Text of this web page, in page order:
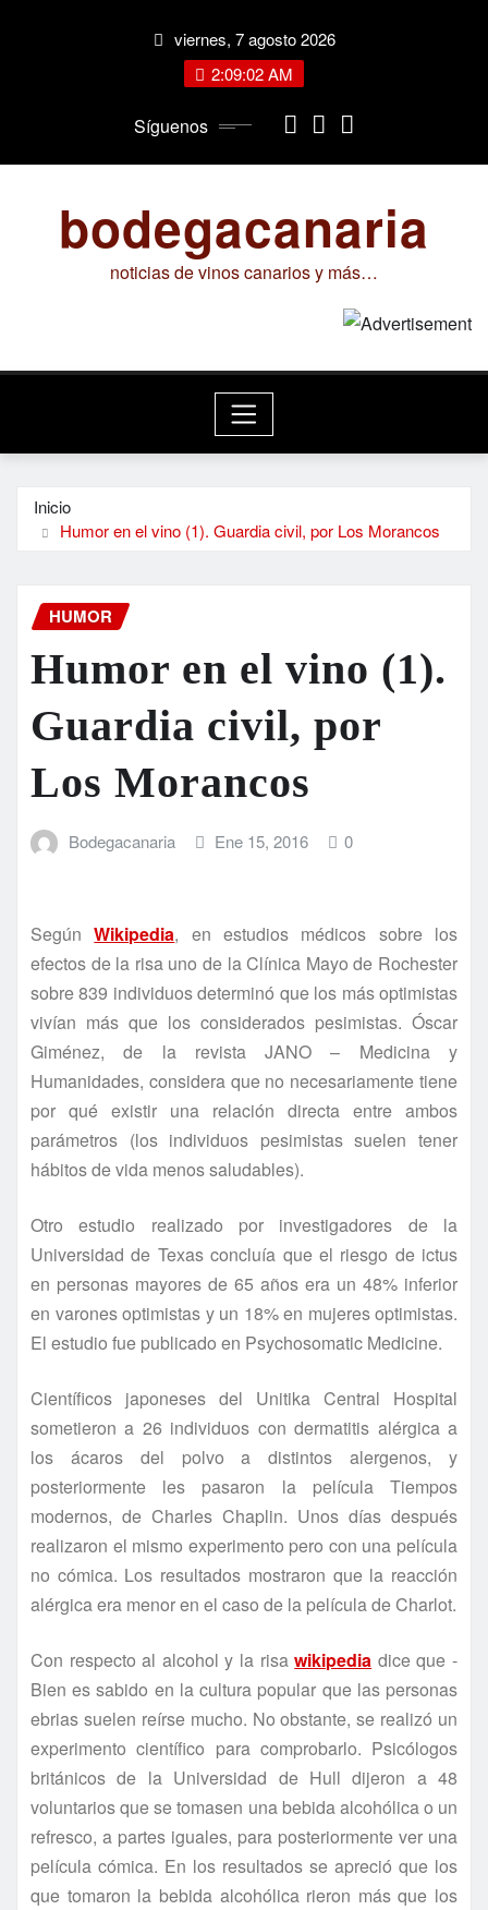
viernes, 7 agosto 2026
2:09:03 AM
Síguenos
bodegacanaria
noticias de vinos canarios y más…
Inicio
Humor en el vino (1). Guardia civil, por Los Morancos
HUMOR
Humor en el vino (1).
Guardia civil, por
Los Morancos
Bodegacanaria Ene 15, 2016 0
SegúnWikipedia, en estudios médicos sobre los
efectos de la risa uno de la Clínica Mayo de Rochester
sobre 839 individuos determinó que los más optimistas
vivían más que los considerados pesimistas. Óscar
Giménez, de la revista JANO – Medicina y
Humanidades, considera que no necesariamente tiene
por qué existir una relación directa entre ambos
parámetros (los individuos pesimistas suelen tener
hábitos de vida menos saludables).
Otro estudio realizado por investigadores de la
Universidad de Texas concluía que el riesgo de ictus
en personas mayores de 65 años era un 48% inferior
en varones optimistas y un 18% en mujeres optimistas.
El estudio fue publicado en Psychosomatic Medicine.
Científicos japoneses del Unitika Central Hospital
sometieron a 26 individuos con dermatitis alérgica a
los ácaros del polvo a distintos alergenos, y
posteriormente les pasaron la película Tiempos
modernos, de Charles Chaplin. Unos días después
realizaron el mismo experimento pero con una película
no cómica. Los resultados mostraron que la reacción
alérgica era menor en el caso de la película de Charlot.
Con respecto al alcohol y la risawikipedia dice que -
Bien es sabido en la cultura popular que las personas
ebrias suelen reírse mucho. No obstante, se realizó un
experimento científico para comprobarlo. Psicólogos
británicos de la Universidad de Hull dijeron a 48
voluntarios que se tomasen una bebida alcohólica o un
refresco, a partes iguales, para posteriormente ver una
película cómica. En los resultados se apreció que los
que tomaron la bebida alcohólica rieron más que los